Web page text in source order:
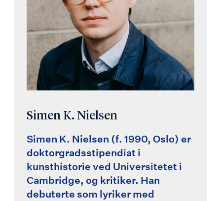
Simen K. Nielsen
Simen K. Nielsen (f. 1990, Oslo) er
doktorgradsstipendiat i
kunsthistorie ved Universitetet i
Cambridge, og kritiker. Han
debuterte som lyriker med